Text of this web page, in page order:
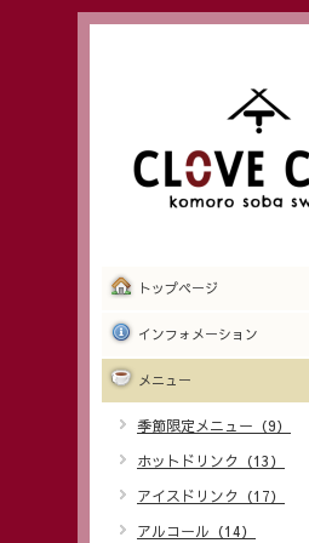
トップページ
インフォメーション
メニュー
季節限定メニュー（9）
ホットドリンク（13）
アイスドリンク（17）
アルコール（14）